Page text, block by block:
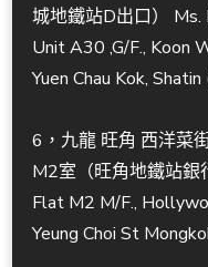
城地鐵站D出口） Ms.
Unit A30 ,G/F., Koon
Yuen Chau Kok,
6，九龍 旺角 西洋菜
M2室（旺角地鐵站銀
Flat M2 M/F.,
Yeung Choi St